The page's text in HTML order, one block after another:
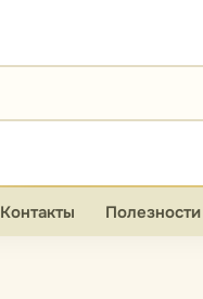
Контакты Полезности